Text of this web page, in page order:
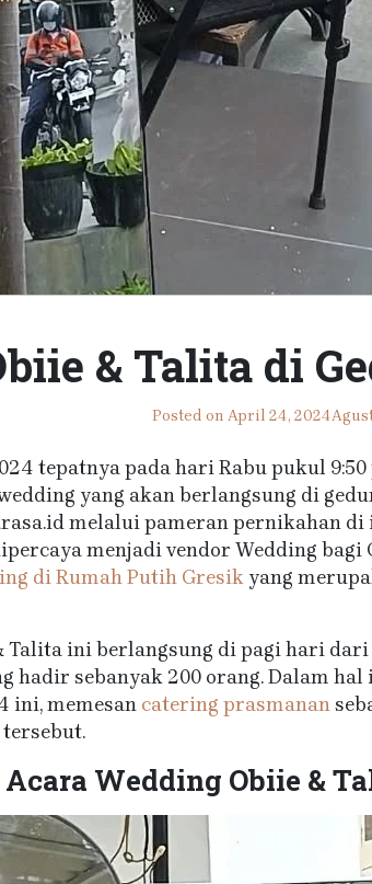
& Talita di
Posted on April 24, 2024
tepatnya pada hari Rabu pukul
yang akan berlangsung di
melalui pameran pernikahan
menjadi vendor Wedding
di Rumah Putih Gresik yang
ini berlangsung di pagi hari
hadir sebanyak 200 orang. Dalam
ini, memesan catering prasmanan
Wedding Obiie &